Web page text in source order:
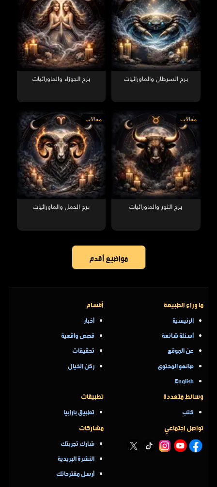
برج السرطان والماورائيات برج الجوزاء والماورائيات
مقالات
برج الثور والماورائيات
مقالات
برج الحمل والماورائيات
مواضيع أقدم
ما وراء الطبيعة
الرئيسية
أسئلة شائعة
عن الموقع
صانعو المحتوى
English
أقسام
أخبار
قصص واقعية
تحقيقات
ركن الخيال
وسائط متعددة
كتب
تطبيقات
تطبيق بارابيا
تواصل اجتماعي مشاركات
شارك تجربتك
النشرة البريدية
أرسل مقترحاتك